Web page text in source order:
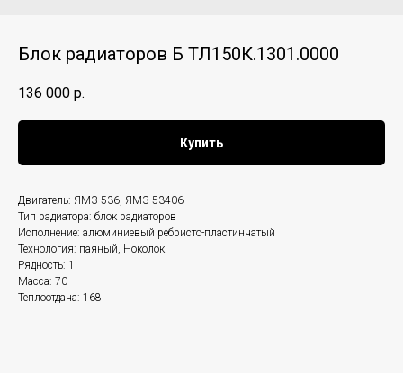
Блок радиаторов Б ТЛ150К.1301.0000
136 000 р.
Купить
Двигатель: ЯМЗ-536, ЯМЗ-53406
Тип радиатора: блок радиаторов
Исполнение: алюминиевый ребристо-пластинчатый
Технология: паяный, Ноколок
Рядность: 1
Масса: 70
Теплоотдача: 168